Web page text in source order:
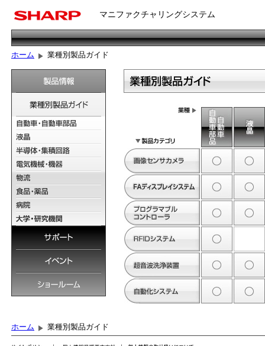
マニファクチャリングシステム
ホーム 業種別製品ガイド
ホーム 業種別製品ガイド